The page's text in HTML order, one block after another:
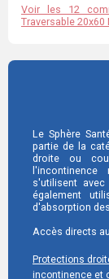
Voir les 12
Traversable 20x60
Le Sphère
partie de la
droite ou
s'utilisent
également
d'absorption
Accès directs
Protections
incontinence et